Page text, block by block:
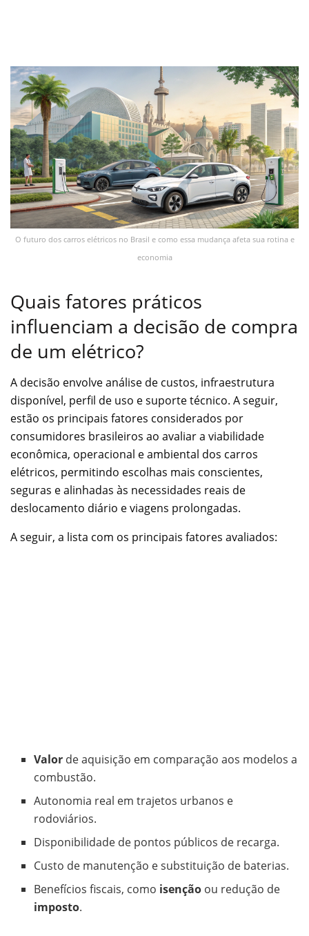
O futuro dos carros elétricos no Brasil e como essa mudança afeta sua rotina e
economia
Quais fatores práticos
influenciam a decisão de compra
de um elétrico?
A decisão envolve análise de custos, infraestrutura
disponível, perfil de uso e suporte técnico. A seguir,
estão os principais fatores considerados por
consumidores brasileiros ao avaliar a viabilidade
econômica, operacional e ambiental dos carros
elétricos, permitindo escolhas mais conscientes,
seguras e alinhadas às necessidades reais de
deslocamento diário e viagens prolongadas.
A seguir, a lista com os principais fatores avaliados:
Valor de aquisição em comparação aos modelos a
combustão.
Autonomia real em trajetos urbanos e
rodoviários.
Disponibilidade de pontos públicos de recarga.
Custo de manutenção e substituição de baterias.
Benefícios fiscais, como isenção ou redução de
imposto.